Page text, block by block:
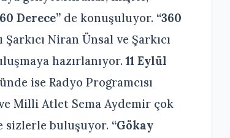
Derece” de konuşuluyor. “360
Niran Ünsal ve Şarkıcı
hazırlanıyor.11 Eylül
ise Radyo Programcısı
Milli Atlet Sema Aydemir çok
sizlerle buluşuyor. “Gökay